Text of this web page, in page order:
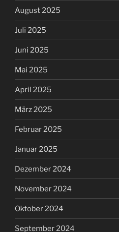
August 2025
Juli 2025
Juni 2025
Mai 2025
April 2025
März 2025
Februar 2025
Januar 2025
Dezember 2024
November 2024
Oktober 2024
September 2024